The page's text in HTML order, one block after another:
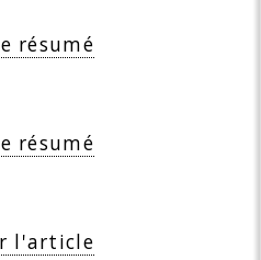
résumé
résumé
l'article